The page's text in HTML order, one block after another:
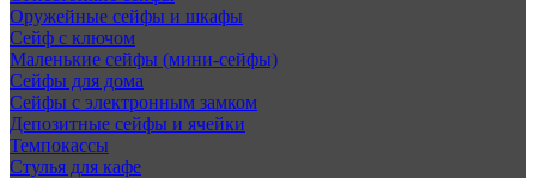
Оружейные сейфы и шкафы
Сейф с ключом
Маленькие сейфы (мини-сейфы)
Сейфы для дома
Сейфы с электронным замком
Депозитные сейфы и ячейки
Темпокассы
Стулья для кафе